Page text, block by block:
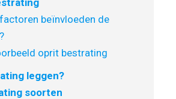
beïnvloeden de
oprit bestrating
leggen?
soorten